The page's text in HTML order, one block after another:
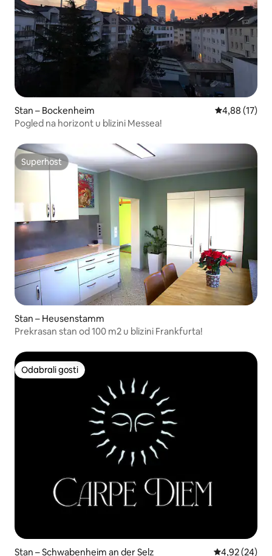
Stan – Bockenheim Prosječna
4,88 (17)
Pogled na horizont u blizini Messea!
Superhost
Superhost
Stan – Heusenstamm
Prekrasan stan od 100 m2 u blizini Frankfurta!
Odabrali gosti
Odabrali gosti
Stan – Schwabenheim an der Selz Prosječna
4,92 (24)